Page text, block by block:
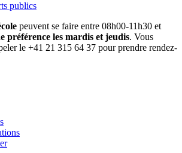
publics
peuvent se faire entre 08h00-11h30 et
préférence les mardis et jeudis. Vous
le +41 21 315 64 37 pour prendre rendez-